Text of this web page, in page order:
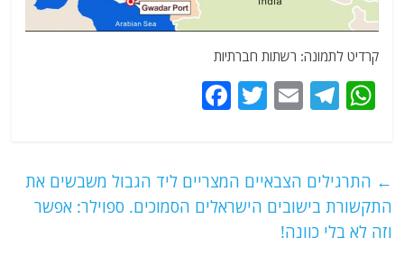
קרדיט לתמונה: רשתות חברתיות
W
s
A
p
T
g
ra
m
E
l
T
er
e
b
← התרגילים הצבאיים המצריים ליד הגבול משבשים את
התקשורת בישובים הישראלים הסמוכים. ספוילר: אפשר
וזה לא בלי כוונה!